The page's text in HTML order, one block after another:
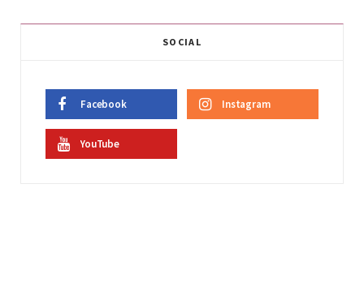
SOCIAL
Facebook Instagram
YouTube